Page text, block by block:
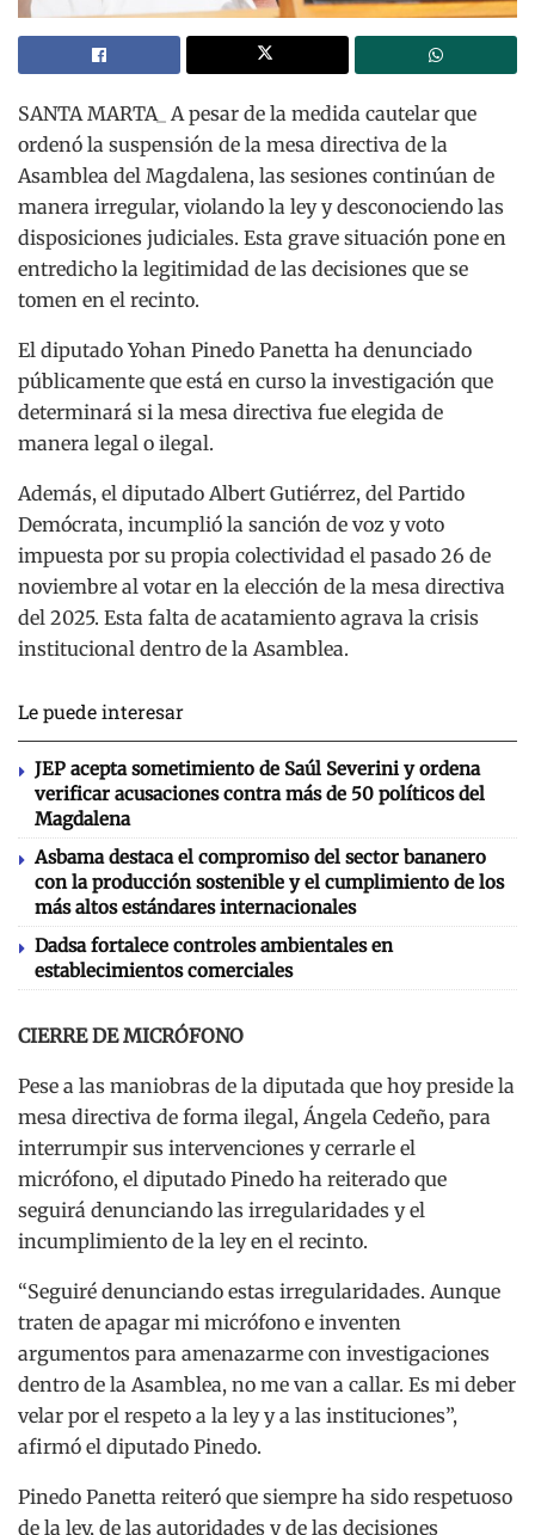
SANTA MARTA_ A pesar de la medida cautelar que
ordenó la suspensión de la mesa directiva de la
Asamblea del Magdalena, las sesiones continúan de
manera irregular, violando la ley y desconociendo las
disposiciones judiciales. Esta grave situación pone en
entredicho la legitimidad de las decisiones que se
tomen en el recinto.
El diputado Yohan Pinedo Panetta ha denunciado
públicamente que está en curso la investigación que
determinará si la mesa directiva fue elegida de
manera legal o ilegal.
Además, el diputado Albert Gutiérrez, del Partido
Demócrata, incumplió la sanción de voz y voto
impuesta por su propia colectividad el pasado 26 de
noviembre al votar en la elección de la mesa directiva
del 2025. Esta falta de acatamiento agrava la crisis
institucional dentro de la Asamblea.
Le puede interesar
JEP acepta sometimiento de Saúl Severini y ordena
verificar acusaciones contra más de 50 políticos del
Magdalena
Asbama destaca el compromiso del sector bananero
con la producción sostenible y el cumplimiento de los
más altos estándares internacionales
Dadsa fortalece controles ambientales en
establecimientos comerciales
CIERRE DE MICRÓFONO
Pese a las maniobras de la diputada que hoy preside la
mesa directiva de forma ilegal, Ángela Cedeño, para
interrumpir sus intervenciones y cerrarle el
micrófono, el diputado Pinedo ha reiterado que
seguirá denunciando las irregularidades y el
incumplimiento de la ley en el recinto.
“Seguiré denunciando estas irregularidades. Aunque
traten de apagar mi micrófono e inventen
argumentos para amenazarme con investigaciones
dentro de la Asamblea, no me van a callar. Es mi deber
velar por el respeto a la ley y a las instituciones”,
afirmó el diputado Pinedo.
Pinedo Panetta reiteró que siempre ha sido respetuoso
de la ley, de las autoridades y de las decisiones